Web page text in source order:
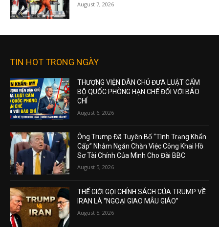
August 7, 2026
TIN HOT TRONG NGÀY
THƯỢNG VIỆN DÂN CHỦ ĐƯA LUẬT CẤM
BỘ QUỐC PHÒNG HẠN CHẾ ĐỐI VỚI BÁO
CHÍ
August 6, 2026
Ông Trump Đã Tuyên Bố “Tình Trạng Khẩn
Cấp” Nhằm Ngăn Chặn Việc Công Khai Hồ
Sơ Tài Chính Của Mình Cho Đài BBC
August 5, 2026
THẾ GIỚI GỌI CHÍNH SÁCH CỦA TRUMP VỀ
IRAN LÀ “NGOẠI GIAO MẪU GIÁO”
August 5, 2026